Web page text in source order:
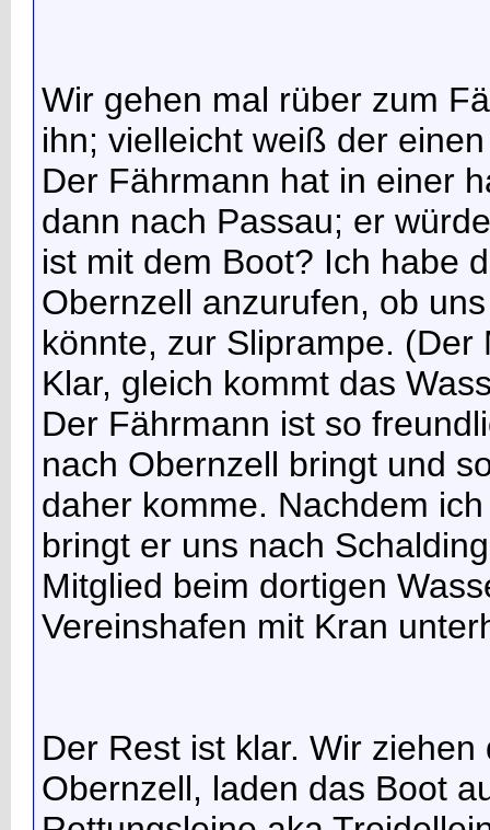
Wir gehen mal rüber zum
ihn; vielleicht weiß der
Der Fährmann hat in einer
dann nach Passau; er
ist mit dem Boot? Ich habe
Obernzell anzurufen, ob
könnte, zur Sliprampe.
Klar, gleich kommt das
Der Fährmann ist so
nach Obernzell bringt und
daher komme. Nachdem
bringt er uns nach
Mitglied beim dortigen
Vereinshafen mit Kran
Der Rest ist klar. Wir
Obernzell, laden das Boot